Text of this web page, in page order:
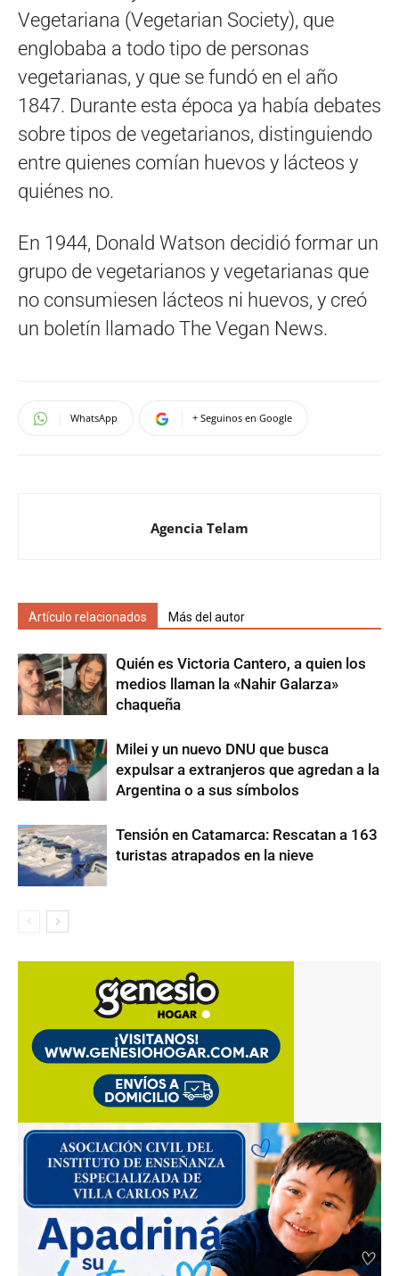
Vegetariana (Vegetarian Society), que
englobaba a todo tipo de personas
vegetarianas, y que se fundó en el año
1847. Durante esta época ya había debates
sobre tipos de vegetarianos, distinguiendo
entre quienes comían huevos y lácteos y
quiénes no.
En 1944, Donald Watson decidió formar un
grupo de vegetarianos y vegetarianas que
no consumiesen lácteos ni huevos, y creó
un boletín llamado The Vegan News.
WhatsApp + Seguinos en Google
Agencia Telam
Artículo relacionados Más del autor
Quién es Victoria Cantero, a quien los
medios llaman la «Nahir Galarza»
chaqueña
Milei y un nuevo DNU que busca
expulsar a extranjeros que agredan a la
Argentina o a sus símbolos
Tensión en Catamarca: Rescatan a 163
turistas atrapados en la nieve